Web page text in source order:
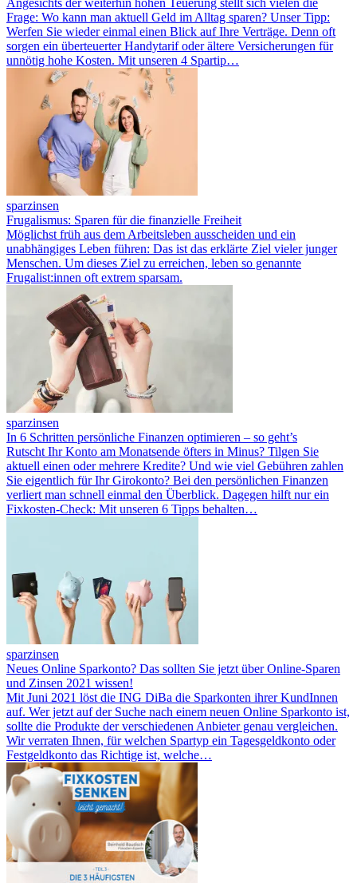
Frage: Wo kann man aktuell Geld im Alltag sparen? Unser Tipp:
Werfen Sie wieder einmal einen Blick auf Ihre Verträge. Denn oft
sorgen ein überteuerter Handytarif oder ältere Versicherungen für
unnötig hohe Kosten. Mit unseren 4 Spartip…
sparzinsen
Frugalismus: Sparen für die finanzielle Freiheit
Möglichst früh aus dem Arbeitsleben ausscheiden und ein
unabhängiges Leben führen: Das ist das erklärte Ziel vieler junger
Menschen. Um dieses Ziel zu erreichen, leben so genannte
Frugalist:innen oft extrem sparsam.
sparzinsen
In 6 Schritten persönliche Finanzen optimieren – so geht’s
Rutscht Ihr Konto am Monatsende öfters in Minus? Tilgen Sie
aktuell einen oder mehrere Kredite? Und wie viel Gebühren zahlen
Sie eigentlich für Ihr Girokonto? Bei den persönlichen Finanzen
verliert man schnell einmal den Überblick. Dagegen hilft nur ein
Fixkosten-Check: Mit unseren 6 Tipps behalten…
sparzinsen
Neues Online Sparkonto? Das sollten Sie jetzt über Online-Sparen
und Zinsen 2021 wissen!
Mit Juni 2021 löst die ING DiBa die Sparkonten ihrer KundInnen
auf. Wer jetzt auf der Suche nach einem neuen Online Sparkonto ist,
sollte die Produkte der verschiedenen Anbieter genau vergleichen.
Wir verraten Ihnen, für welchen Spartyp ein Tagesgeldkonto oder
Festgeldkonto das Richtige ist, welche…